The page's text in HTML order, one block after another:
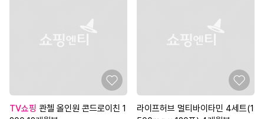
TV쇼핑
라이프허브 멀티바이타민 4세트(1